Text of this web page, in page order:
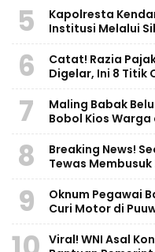
5
Kapolresta
Institusi Melalui
6
Catat! Razia
Digelar, Ini 8 Titik
7
Maling Babak
Bobol Kios
8
Breaking News!
Tewas
9
Oknum Pegawai
Curi Motor di
Viral! WNI Asal